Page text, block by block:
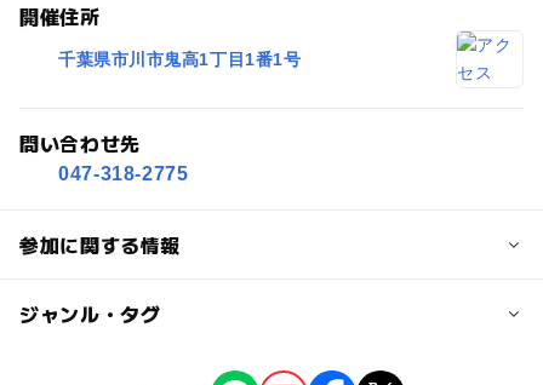
開催住所
千葉県市川市鬼高1丁目1番1号
問い合わせ先
047-318-2775
参加に関する情報
対象年齢
ジャンル・タグ